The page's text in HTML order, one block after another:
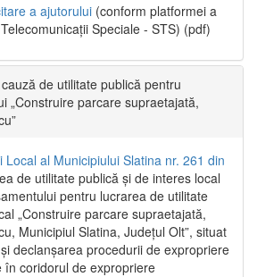
a ajutorului (conform platformei a
Speciale - STS) (pdf)
de utilitate publică pentru
„Construire parcare supraetajată,
Local al Municipiului Slatina nr. 261 din
de utilitate publică și de interes local
pentru lucrarea de utilitate
„Construire parcare supraetajată,
Municipiul Slatina, Județul Olt”, situat
declanșarea procedurii de expropriere
în coridorul de expropriere